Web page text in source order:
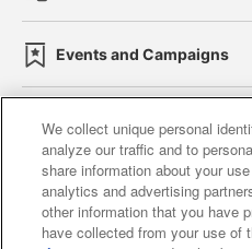
Events and Campaigns
Affiliate Sustainability
Web accessibility policy
We collect unique personal
analyze our traffic and to
share information about your
analytics and advertising
other information that you have
have collected from your use of